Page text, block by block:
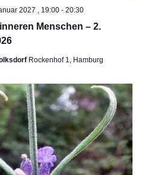
Menschen – 2.
2027 , 19:00- 20:30
Rockenhof 1, Hamburg